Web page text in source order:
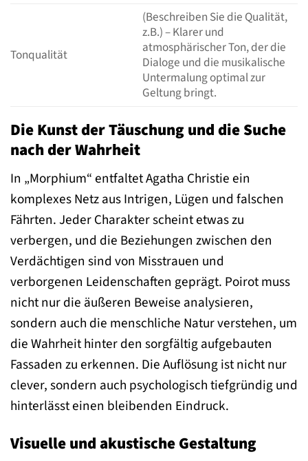
Tonqualität
(Beschreiben Sie die Qualität,
z.B.) – Klarer und
atmosphärischer Ton, der die
Dialoge und die musikalische
Untermalung optimal zur
Geltung bringt.
Die Kunst der Täuschung und die Suche
nach der Wahrheit
In „Morphium“ entfaltet Agatha Christie ein
komplexes Netz aus Intrigen, Lügen und falschen
Fährten. Jeder Charakter scheint etwas zu
verbergen, und die Beziehungen zwischen den
Verdächtigen sind von Misstrauen und
verborgenen Leidenschaften geprägt. Poirot muss
nicht nur die äußeren Beweise analysieren,
sondern auch die menschliche Natur verstehen, um
die Wahrheit hinter den sorgfältig aufgebauten
Fassaden zu erkennen. Die Auflösung ist nicht nur
clever, sondern auch psychologisch tiefgründig und
hinterlässt einen bleibenden Eindruck.
Visuelle und akustische Gestaltung